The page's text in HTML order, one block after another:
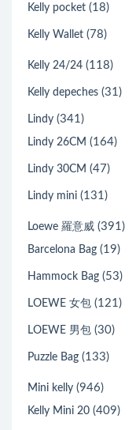
Kelly pocket (18)
Kelly Wallet (78)
Kelly 24/24 (118)
Kelly depeches (31)
Lindy (341)
Lindy 26CM (164)
Lindy 30CM (47)
Lindy mini (131)
Loewe 羅意威 (391)
Barcelona Bag (19)
Hammock Bag (53)
LOEWE 女包 (121)
LOEWE 男包 (30)
Puzzle Bag (133)
Mini kelly (946)
Kelly Mini 20 (409)